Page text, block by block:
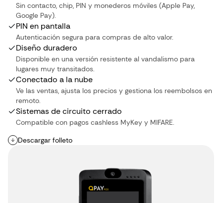
Sin contacto, chip, PIN y monederos móviles (Apple Pay,
Google Pay).
PIN en pantalla
Autenticación segura para compras de alto valor.
Diseño duradero
Disponible en una versión resistente al vandalismo para
lugares muy transitados.
Conectado a la nube
Ve las ventas, ajusta los precios y gestiona los reembolsos en
remoto.
Sistemas de circuito cerrado
Compatible con pagos cashless MyKey y MIFARE.
Descargar folleto